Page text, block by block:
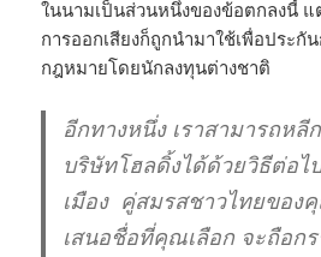
ในนามเป็นส่วนหนึ่งของข้อตกลงนี้
การออกเสียงก็ถูกนำมาใช้เพื่อประกั
กฎหมายโดยนักลงทุนต่างชาติ
อีกทางหนึ่ง เราสามารถหลี
บริษัทโฮลดิ้งได้ด้วยวิธีต่อไ
เมืองคู่สมรสชาวไทยของ
เสนอชื่อที่คุณเลือก จะถือก